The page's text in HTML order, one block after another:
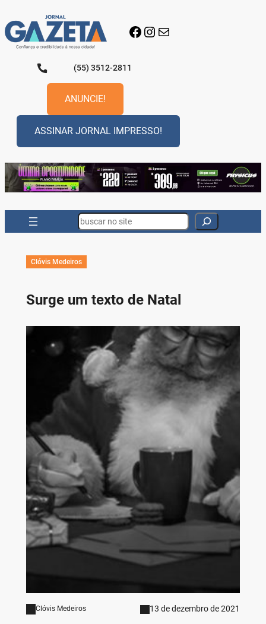
para
o
conteúdo
Facebook
Instagram
E-mail
(55) 3512-2811
ANUNCIE!
ASSINAR JORNAL IMPRESSO!
Search
Clóvis Medeiros
Surge um texto de Natal
Clóvis Medeiros 13 de dezembro de 2021